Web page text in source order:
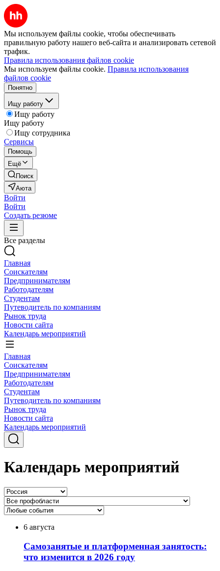
Мы используем файлы cookie, чтобы обеспечивать
правильную работу нашего веб-сайта и анализировать сетевой
трафик.
Правила использования файлов cookie
Мы используем файлы cookie. Правила использования
файлов cookie
Понятно
Ищу работу
Ищу работу
Ищу работу
Ищу сотрудника
Сервисы
Помощь
Ещё
Поиск
Аюта
Войти
Войти
Создать резюме
Все разделы
Главная
Соискателям
Предпринимателям
Работодателям
Студентам
Путеводитель по компаниям
Рынок труда
Новости сайта
Календарь мероприятий
Главная
Соискателям
Предпринимателям
Работодателям
Студентам
Путеводитель по компаниям
Рынок труда
Новости сайта
Календарь мероприятий
Календарь мероприятий
6 августа
Самозанятые и платформенная занятость:
что изменится в 2026 году